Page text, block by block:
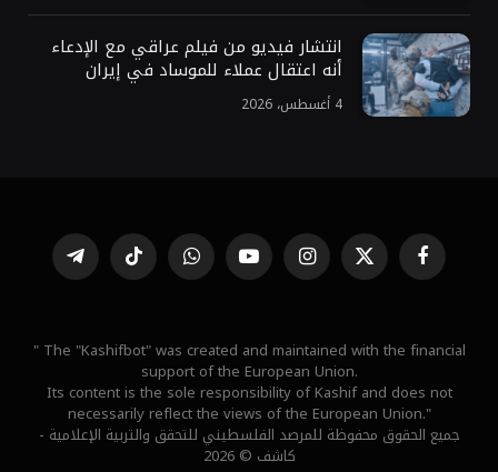
انتشار فيديو من فيلم عراقي مع الإدعاء
أنه اعتقال عملاء للموساد في إيران
4 أغسطس، 2026
فيسبوك X
(Twitter)
الانستغراميوتيوب واتساب تيكتوك تيلقرام
" The "Kashifbot" was created and maintained with the financial
support of the European Union.
Its content is the sole responsibility of Kashif and does not
necessarily reflect the views of the European Union."
جميع الحقوق محفوظة للمرصد الفلسطيني للتحقق والتربية الإعلامية -
كاشف © 2026